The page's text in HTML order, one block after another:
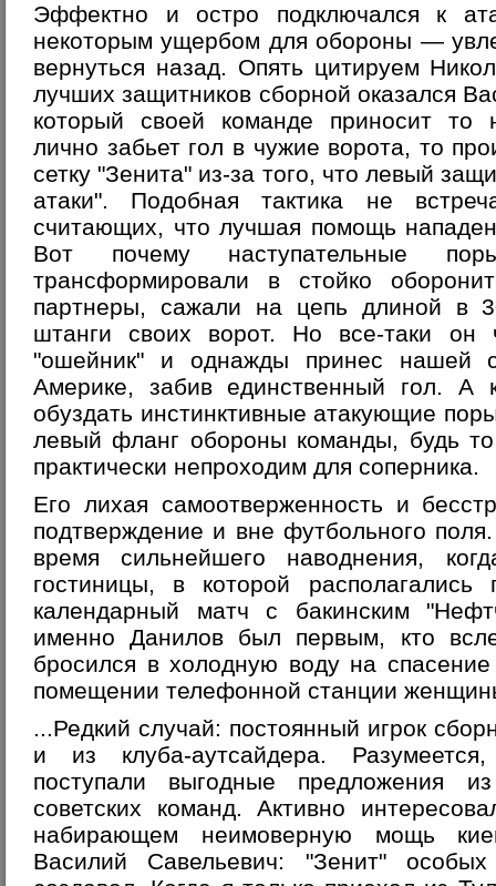
Эффектно и остро подключался к
некоторым ущербом для обороны —
вернуться назад. Опять цитируем
лучших защитников сборной оказался
который своей команде приносит
лично забьет гол в чужие ворота, то
сетку "Зенита" из-за того, что левый
атаки". Подобная тактика не
считающих, что лучшая помощь
Вот почему наступательные
трансформировали в стойко
партнеры, сажали на цепь длиной в
штанги своих ворот. Но все-таки он
"ошейник" и однажды принес нашей
Америке, забив единственный гол. А
обуздать инстинктивные атакующие
левый фланг обороны команды, будь
практически непроходим для соперника.
Его лихая самоотверженность и
подтверждение и вне футбольного
время сильнейшего наводнения,
гостиницы, в которой
календарный матч с бакинским
именно Данилов был первым, кто
бросился в холодную воду на
помещении телефонной станции
...Редкий случай: постоянный игрок
и из клуба-аутсайдера.
поступали выгодные предложения
советских команд. Активно
набирающем неимоверную мощь
Василий Савельевич: "Зенит"